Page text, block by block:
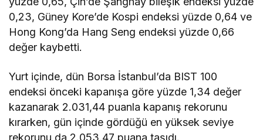
Merkez Bankası’nın (TCMB) piyasa katılımcıları
anketi ve işsizlik oranı, yurt dışında ise Almanya
ve ABD’de enflasyon ile İngiltere’de sanayi üretimi
verilerinin takip edileceğini belirterek, teknik
açıdan BIST 100 endeksinde 2.050 seviyesinin
direnç, 1.960 puanın destek konumunda olduğunu
ifade etti.
Piyasalarda bugün takip edilecek veriler şöyle: